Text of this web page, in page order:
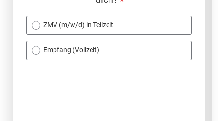
ZMV (m/w/d) in Teilzeit
Empfang (Vollzeit)